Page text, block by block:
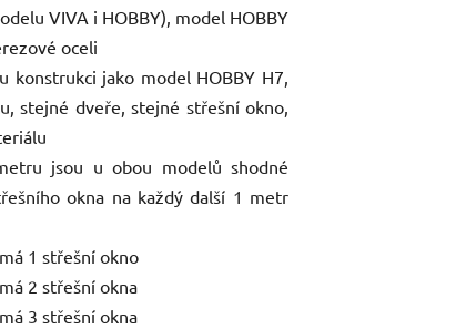
VIVA i HOBBY), model HOBBY
oceli
konstrukci jako model HOBBY H7,
stejné dveře, stejné střešní okno,
jsou u obou modelů shodné
okna na každý další 1 metr
1 střešní okno
2 střešní okna
3 střešní okna